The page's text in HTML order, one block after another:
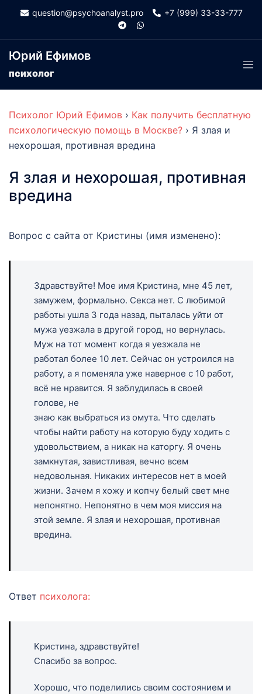
content
question@psychoanalyst.pro +7 (999) 33-33-777
Юрий Ефимов
психолог
Психолог Юрий Ефимов › Как получить бесплатную
психологическую помощь в Москве? › Я злая и
нехорошая, противная вредина
Я злая и нехорошая, противная
вредина
Вопрос с сайта от Кристины (имя изменено):
Здравствуйте! Мое имя Кристина, мне 45 лет,
замужем, формально. Секса нет. С любимой
работы ушла 3 года назад, пыталась уйти от
мужа уезжала в другой город, но вернулась.
Муж на тот момент когда я уезжала не
работал более 10 лет. Сейчас он устроился на
работу, а я поменяла уже наверное с 10 работ,
всё не нравится. Я заблудилась в своей
голове, не
знаю как выбраться из омута. Что сделать
чтобы найти работу на которую буду ходить с
удовольствием, а никак на каторгу. Я очень
замкнутая, завистливая, вечно всем
недовольная. Никаких интересов нет в моей
жизни. Зачем я хожу и копчу белый свет мне
непонятно. Непонятно в чем моя миссия на
этой земле. Я злая и нехорошая, противная
вредина.
Ответ психолога:
Кристина, здравствуйте!
Спасибо за вопрос.
Хорошо, что поделились своим состоянием и